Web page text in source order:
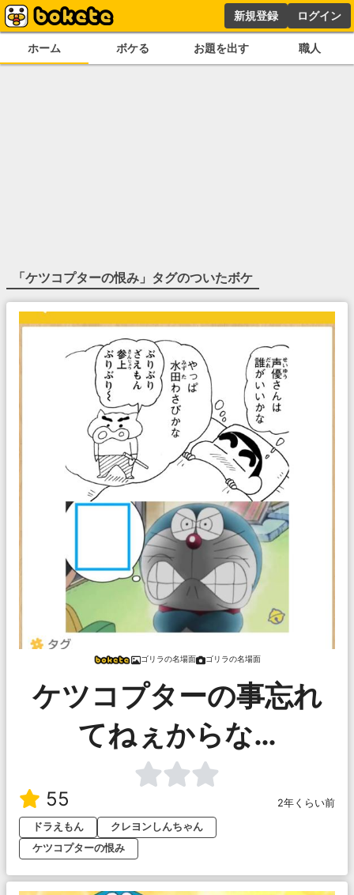
新規登録 ログイン
ホーム ボケる お題を出す 職人
「ケツコプターの恨み 」タグのついたボケ
ゴリラの名場面 ゴリラの名場面
ケツコプターの事忘れ
てねぇからな…
55
2年くらい前
ドラえもん
クレヨンしんちゃん
ケツコプターの恨み